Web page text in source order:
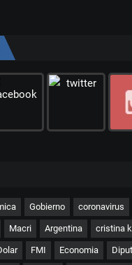
Gobierno coronavirus
Macri Argentina cristina
FMI Economia